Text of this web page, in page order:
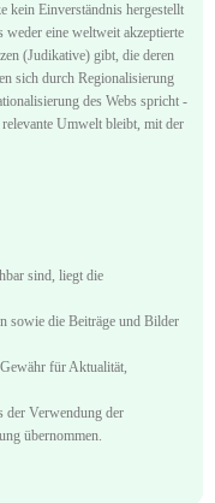
kein Einverständnis hergestellt
eine weltweit akzeptierte
(Judikative) gibt, die deren
sich durch Regionalisierung
des Webs spricht -
Umwelt bleibt, mit der
sind, liegt die
sowie die Beiträge und Bilder
für Aktualität,
der Verwendung der
übernommen.